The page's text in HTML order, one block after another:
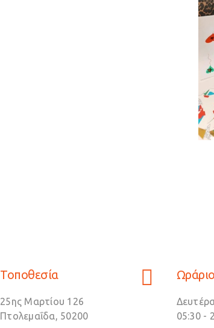
Τοποθεσία
25ης Μαρτίου 126
Πτολεμαΐδα, 50200
Ωράριο
05:30 -